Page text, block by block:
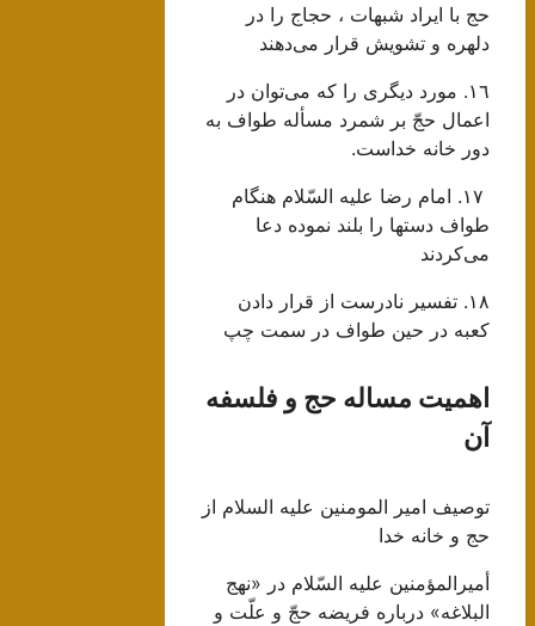
حج با ايراد شبهات ، حجاج را در
دلهره و تشويش قرار مى‌دهند
١٦. مورد ديگرى را كه مى‌توان در
اعمال حجّ بر شمرد مسأله طواف به
دور خانه خداست.
١٧. امام رضا عليه السّلام هنگام
طواف دستها را بلند نموده دعا
مى‌كردند
١٨. تفسير نادرست از قرار دادن
كعبه در حين طواف در سمت چپ‌
اهمیت مساله حج و فلسفه
آن
توصيف امير المومنين عليه السلام از
حج و خانه خدا
أميرالمؤمنين عليه السّلام در «نهج
البلاغه» درباره فريضه حجّ و علّت و